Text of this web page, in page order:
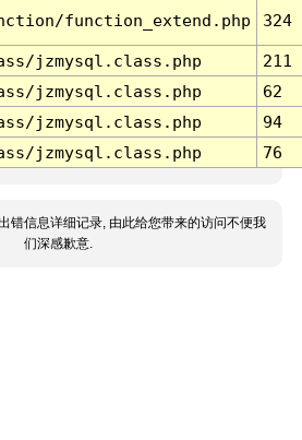
function_extend.php 324
jzmysql.class.php
211
jzmysql.class.php
62
jzmysql.class.php
94
jzmysql.class.php 76
错信息详细记录, 由此给您带来的访问不便我
们深感歉意.